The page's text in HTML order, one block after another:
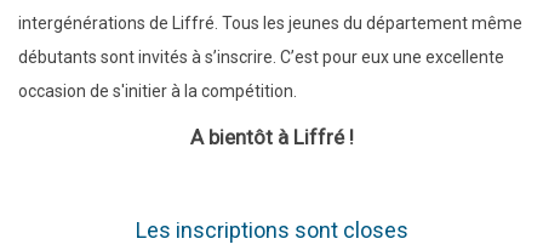
intergénérations de Liffré. Tous les jeunes du département même
débutants sont invités à s’inscrire. C’est pour eux une excellente
occasion de s'initier à la compétition.
A bientôt à Liffré !
Les inscriptions sont closes